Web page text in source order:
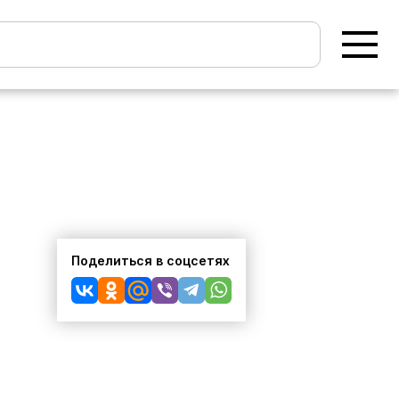
Поделиться в соцсетях